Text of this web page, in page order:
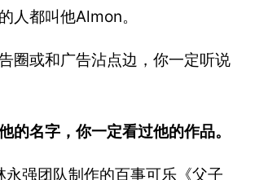
人都叫他Almon。
圈或和广告沾点边，你一定听说
的名字，你一定看过他的作品。
强团队制作的百事可乐《父子